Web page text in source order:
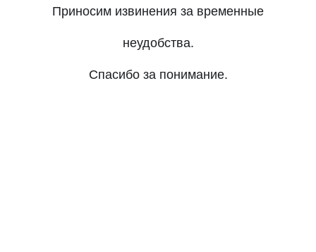
Приносим извинения за временные
неудобства.
Спасибо за понимание.